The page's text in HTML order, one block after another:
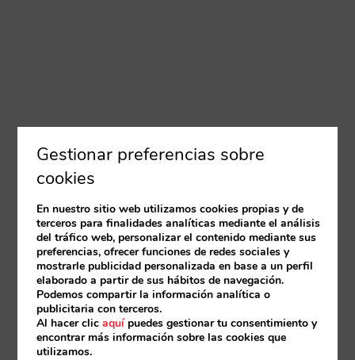
Gestionar preferencias sobre
cookies
En nuestro sitio web utilizamos cookies propias y de
terceros para finalidades analíticas mediante el análisis
del tráfico web, personalizar el contenido mediante sus
preferencias, ofrecer funciones de redes sociales y
mostrarle publicidad personalizada en base a un perfil
elaborado a partir de sus hábitos de navegación.
Podemos compartir la información analítica o
publicitaria con terceros.
Al hacer clicaquípuedes gestionar tu consentimiento y
encontrar más información sobre las cookies que
utilizamos.